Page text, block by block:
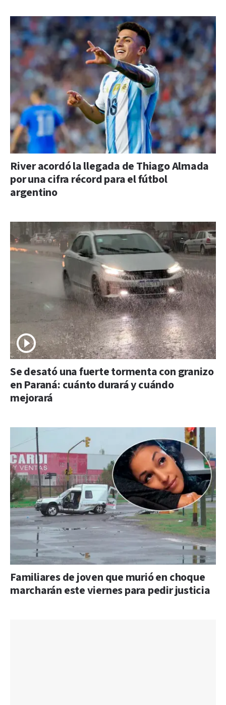
River acordó la llegada de Thiago Almada
por una cifra récord para el fútbol
argentino
Se desató una fuerte tormenta con granizo
en Paraná: cuánto durará y cuándo
mejorará
Familiares de joven que murió en choque
marcharán este viernes para pedir justicia